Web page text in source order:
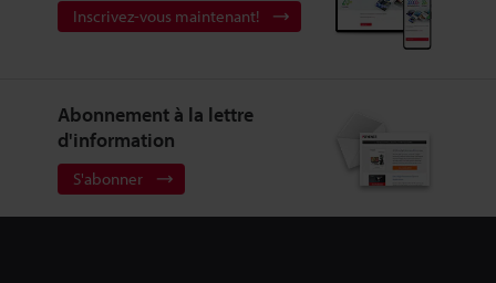
Inscrivez-vous maintenant!
Abonnement à la lettre
d'information
S'abonner